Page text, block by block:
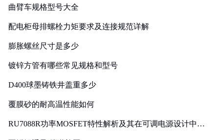
曲臂车规格型号大全
配电柜母排螺栓力矩要求及连接规范详解
膨胀螺丝尺寸是多少
镀锌方管有哪些常见规格和型号
D400球墨铸铁井盖重多少
覆膜砂的耐高温性能如何
RU7088R功率MOSFET特性解析及其在可调电源设计中的